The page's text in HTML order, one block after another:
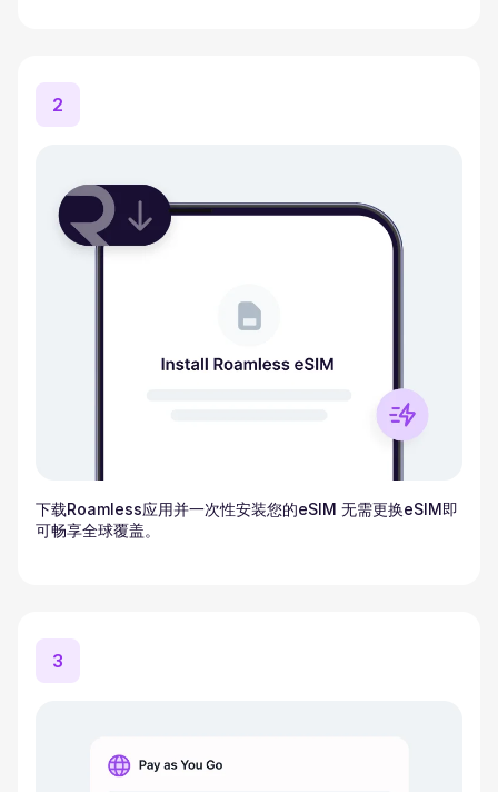
2
下载Roamless应用并一次性安装您的eSIM 无需更换eSIM即
可畅享全球覆盖。
3